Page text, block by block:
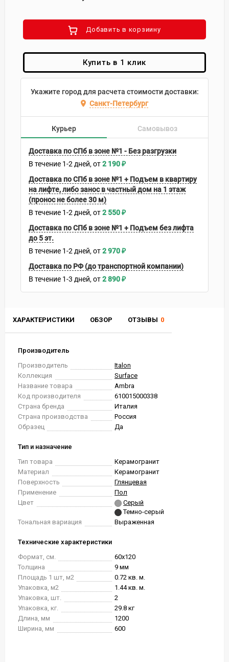
ХАРАКТЕРИСТИКИ ОБЗОР ОТЗЫВЫ 0
Производитель
Производитель
Italon
Коллекция
Surface
Название товара
Ambra
Код производителя
610015000338
Страна бренда
Италия
Страна производства
Россия
Образец
Да
Тип и назначение
Тип товара
Керамогранит
Материал
Керамогранит
Поверхность
Глянцевая
Применение
Пол
Цвет
Серый
Темно-серый
Тональная вариация
Выраженная
Технические характеристики
Формат, см.
60x120
Толщина
9 мм
Площадь 1 шт, м2
0.72 кв. м.
Упаковка, м2
1.44 кв. м.
Упаковка, шт.
2
Упаковка, кг.
29.8 кг
Длина, мм
1200
Ширина, мм
600
Добавить в корзиину
Купить в 1 клик
Укажите город для расчета стоимости доставки:
Санкт-Петербург
Курьер Самовывоз
Доставка по СПб в зоне №1 - Без разгрузки
В течение 1-2 дней 2 190₽
Доставка по СПб в зоне №1 + Подъем в квартиру
на лифте, либо занос в частный дом на 1 этаж
(пронос не более 30 м)
В течение 1-2 дней 2 550₽
Доставка по СПб в зоне №1 + Подъем без лифта
до 5 эт.
В течение 1-2 дней 2 970₽
Доставка по РФ (до транспортной компании)
В течение 1-3 дней 2 890₽